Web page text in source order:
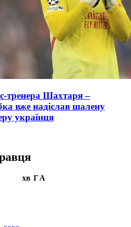
тренера Шахтаря –
вже надіслав шалену
українця
хв ГА